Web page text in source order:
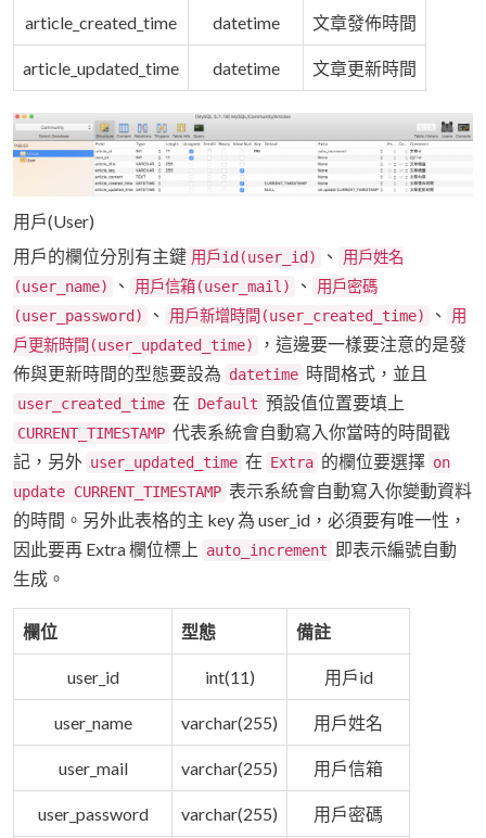
article_created_time datetime 文章發佈時間
article_updated_time datetime 文章更新時間
用戶(User)
用戶的欄位分別有主鍵 用戶id(user_id) 、
用戶姓名
(user_name)
、 用戶信箱(user_mail) 、
用戶密碼
(user_password)
、 用戶新增時間(user_created_time) 、
用
戶更新時間(user_updated_time)
，這邊要一樣要注意的是發
佈與更新時間的型態要設為 datetime 時間格式，並且
user_created_time 在 Default 預設值位置要填上
CURRENT_TIMESTAMP 代表系統會自動寫入你當時的時間戳
記，另外 user_updated_time 在 Extra 的欄位要選擇 on
update CURRENT_TIMESTAMP 表示系統會自動寫入你變動資料
的時間。另外此表格的主 key 為 user_id，必須要有唯一性，
因此要再 Extra 欄位標上
auto_increment 即表示編號自動
生成。
欄位 型態 備註
user_id int(11) 用戶id
user_name varchar(255) 用戶姓名
user_mail varchar(255) 用戶信箱
user_password varchar(255) 用戶密碼